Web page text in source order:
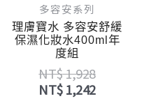
多容安系列
理膚寶水 多容安舒緩
保濕化妝水400ml年
度組
NT$1,928
NT$1,242